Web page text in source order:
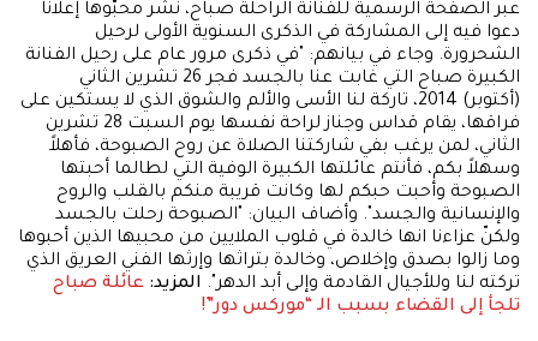
عبر الصفحة الرسمية للفنانة الراحلة صباح، نشر محبّوها إعلاناً
دعوا فيه إلى المشاركة في الذكرى السنوية الأولى لرحيل
الشحرورة. وجاء في بيانهم: "في ذكرى مرور عام على رحيل الفنانة
الكبيرة صباح التي غابت عنا بالجسد فجر 26 تشرين الثاني
(أكتوبر) 2014، تاركة لنا الأسى والألم والشوق الذي لا يستكين على
فراقها، يقام قداس وجناز لراحة نفسها يوم السبت 28 تشرين
الثاني، لمن يرغب بفي شاركتنا الصلاة عن روح الصبوحة، فأهلاً
وسهلاً بكم، فأنتم عائلتها الكبيرة الوفية التي لطالما أحبتها
الصبوحة وأحبت حبكم لها وكانت قريبة منكم بالقلب والروح
والإنسانية والجسد". وأضاف البيان: "الصبوحة رحلت بالجسد
ولكنّ عزاءنا انها خالدة في قلوب الملايين من محبيها الذين أحبوها
وما زالوا بصدق وإخلاص، وخالدة بتراثها وإرثها الفني العريق الذي
تركته لنا وللأجيال القادمة وإلى أبد الدهر". المزيد: عائلة صباح
تلجأ إلى القضاء بسبب الـ “موركس دور”!